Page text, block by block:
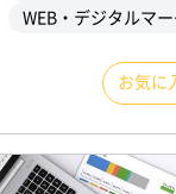
WEB・デジタルマ
お気に